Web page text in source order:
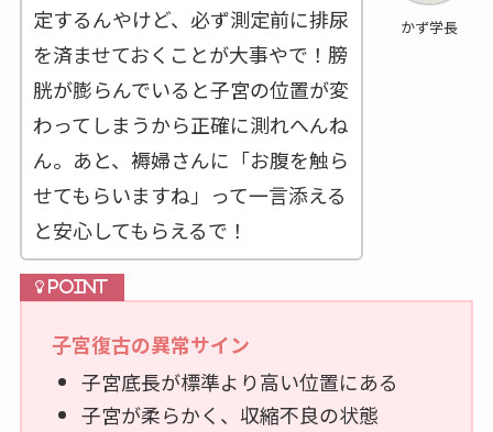
かず学長
定するんやけど、必ず測定前に排尿
を済ませておくことが大事やで！膀
胱が膨らんでいると子宮の位置が変
わってしまうから正確に測れへんね
ん。あと、褥婦さんに「お腹を触ら
せてもらいますね」って一言添える
と安心してもらえるで！
子宮復古の異常サイン
子宮底長が標準より高い位置にある
子宮が柔らかく、収縮不良の状態